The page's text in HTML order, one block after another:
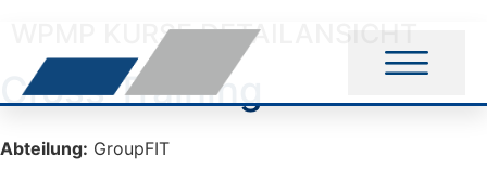
WPMP KURSE DETAILANSICHT
Cross Training 
Abteilung: GroupFIT